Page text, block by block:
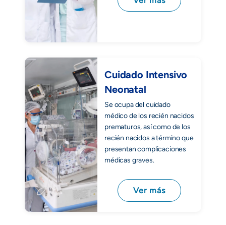
Cuidado Intensivo
Neonatal
Se ocupa del cuidado
médico de los recién nacidos
prematuros, así como de los
recién nacidos a término que
presentan complicaciones
médicas graves.
Ver más